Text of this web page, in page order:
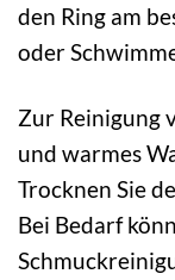
den Ring am
oder
Zur Reinigung
und warmes
Trocknen Sie
Bei Bedarf